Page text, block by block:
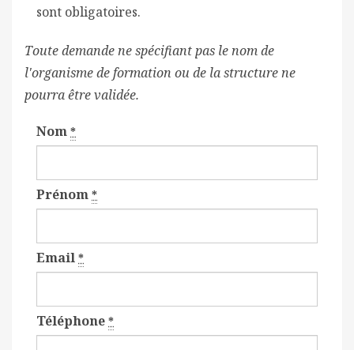
sont obligatoires.
Toute demande ne spécifiant pas le nom de
l'organisme de formation ou de la structure ne
pourra être validée.
Nom *
Prénom *
Email *
Téléphone *